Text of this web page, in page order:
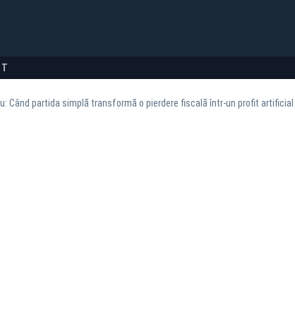
Când partida simplă transformă o pierdere fiscală într-un profit artificial